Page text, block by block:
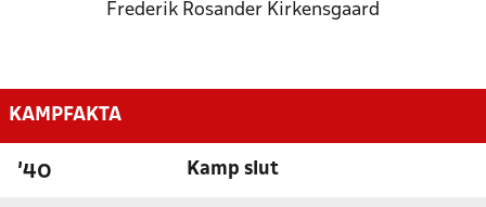
Frederik Rosander Kirkensgaard
KAMPFAKTA
'40 Kamp slut